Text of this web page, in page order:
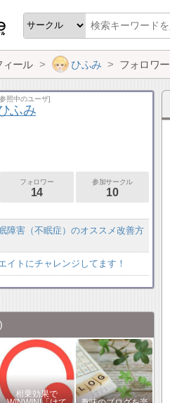
ィール ひふみ フォロワー
照中のユーザ]
ふみ
フォロワー
14
参加サークル
10
障害（不眠症）のオススメ改善方
イトにチャレンジしてます！
相乗効果で